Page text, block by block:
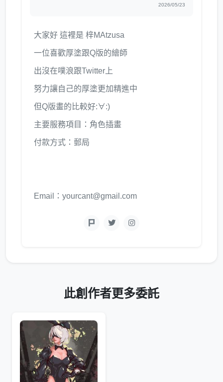
2026/05/23
大家好 這裡是 梓MAtzusa
一位喜歡厚塗跟Q版的繪師
出沒在噗浪跟Twitter上
努力讓自己的厚塗更加精進中
但Q版畫的比較好:∀:)
主要服務項目：角色插畫
付款方式：郵局
Email：yourcant@gmail.com
此創作者更多委託